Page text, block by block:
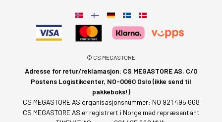
© CS MEGASTORE
Adresse for retur/reklamasjon: CS MEGASTORE AS, C/O
Postens Logistikcenter, NO-0060 Oslo (ikke send til
pakkeboks!)
CS MEGASTORE AS organisasjonsnummer: NO 921 495 668
CS MEGASTORE AS er registrert i Norge med repræsentant